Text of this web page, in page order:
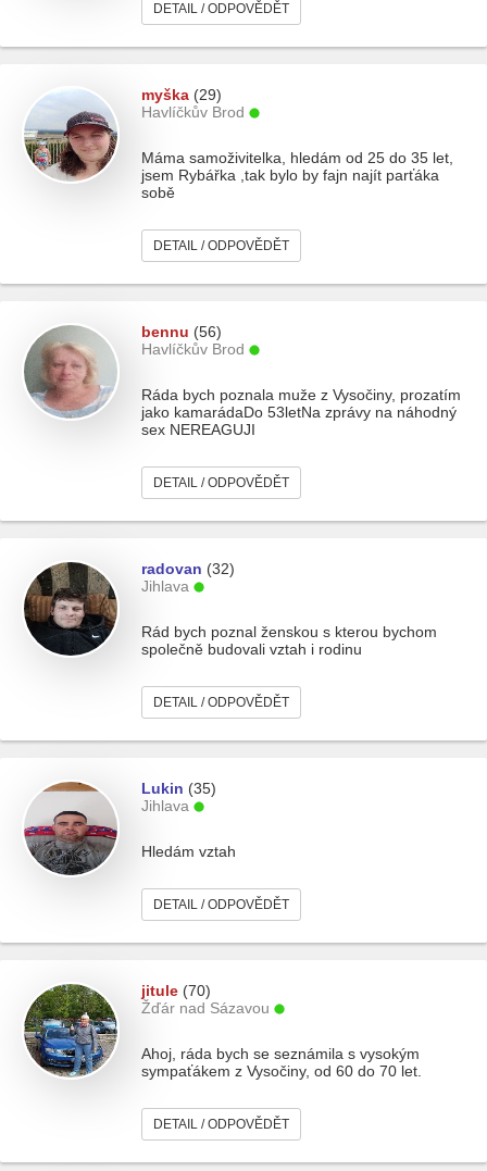
DETAIL / ODPOVĚDĚT
myška (29)
Havlíčkův Brod
Máma samoživitelka, hledám od 25 do 35 let,
jsem Rybářka ,tak bylo by fajn najít parťáka
sobě
DETAIL / ODPOVĚDĚT
bennu (56)
Havlíčkův Brod
Ráda bych poznala muže z Vysočiny, prozatím
jako kamarádaDo 53letNa zprávy na náhodný
sex NEREAGUJI
DETAIL / ODPOVĚDĚT
radovan (32)
Jihlava
Rád bych poznal ženskou s kterou bychom
společně budovali vztah i rodinu
DETAIL / ODPOVĚDĚT
Lukin (35)
Jihlava
Hledám vztah
DETAIL / ODPOVĚDĚT
jitule (70)
Žďár nad Sázavou
Ahoj, ráda bych se seznámila s vysokým
sympaťákem z Vysočiny, od 60 do 70 let.
DETAIL / ODPOVĚDĚT